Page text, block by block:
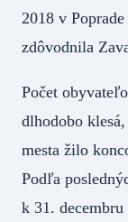
2018 v
zdôvodnila
Počet
dlhodobo
mesta žilo
Podľa
k 31.